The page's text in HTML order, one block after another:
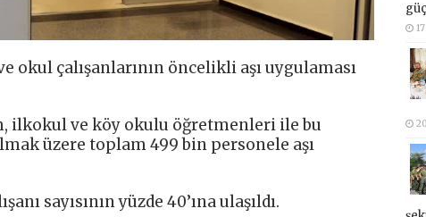
çalışanlarının öncelikli aşı uygulaması
ilkokul ve köy okulu öğretmenleri ile bu
üzere toplam 499 bin personele aşı
sayısının yüzde 40’ına ulaşıldı.